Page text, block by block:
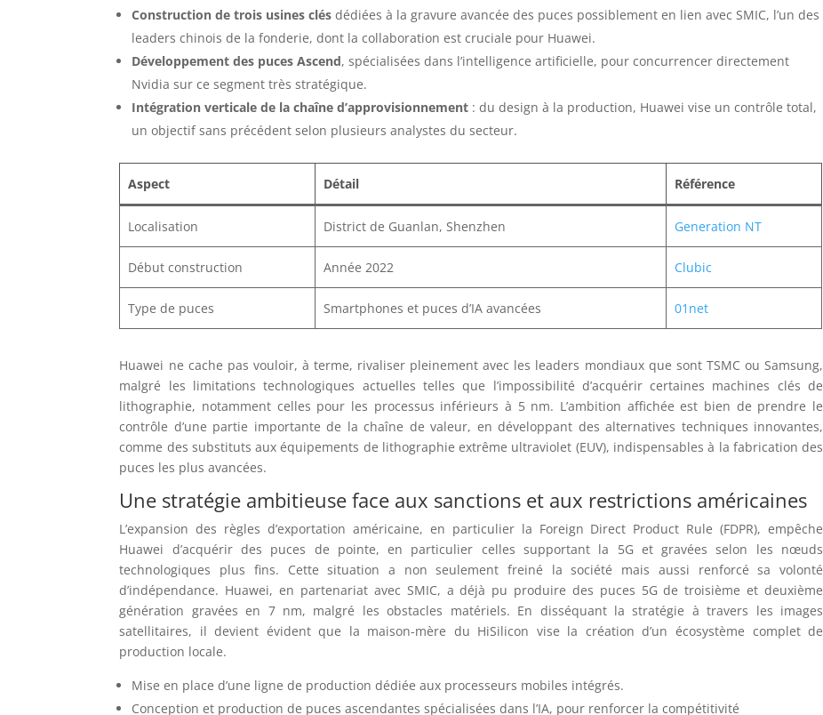
Construction de trois usines clés dédiées à la gravure avancée des puces possiblement en lien avec SMIC, l’un des
leaders chinois de la fonderie, dont la collaboration est cruciale pour Huawei.
Développement des puces Ascend, spécialisées dans l’intelligence artificielle, pour concurrencer directement
Nvidia sur ce segment très stratégique.
Intégration verticale de la chaîne d’approvisionnement : du design à la production, Huawei vise un contrôle total,
un objectif sans précédent selon plusieurs analystes du secteur.
Aspect Détail Référence
Localisation District de Guanlan, Shenzhen Generation NT
Début construction Année 2022 Clubic
Type de puces Smartphones et puces d’IA avancées 01net
Huawei ne cache pas vouloir, à terme, rivaliser pleinement avec les leaders mondiaux que sont TSMC ou Samsung,
malgré les limitations technologiques actuelles telles que l’impossibilité d’acquérir certaines machines clés de
lithographie, notamment celles pour les processus inférieurs à 5 nm. L’ambition affichée est bien de prendre le
contrôle d’une partie importante de la chaîne de valeur, en développant des alternatives techniques innovantes,
comme des substituts aux équipements de lithographie extrême ultraviolet (EUV), indispensables à la fabrication des
puces les plus avancées.
Une stratégie ambitieuse face aux sanctions et aux restrictions américaines
L’expansion des règles d’exportation américaine, en particulier la Foreign Direct Product Rule (FDPR), empêche
Huawei d’acquérir des puces de pointe, en particulier celles supportant la 5G et gravées selon les nœuds
technologiques plus fins. Cette situation a non seulement freiné la société mais aussi renforcé sa volonté
d’indépendance. Huawei, en partenariat avec SMIC, a déjà pu produire des puces 5G de troisième et deuxième
génération gravées en 7 nm, malgré les obstacles matériels. En disséquant la stratégie à travers les images
satellitaires, il devient évident que la maison-mère du HiSilicon vise la création d’un écosystème complet de
production locale.
Mise en place d’une ligne de production dédiée aux processeurs mobiles intégrés.
Conception et production de puces ascendantes spécialisées dans l’IA, pour renforcer la compétitivité